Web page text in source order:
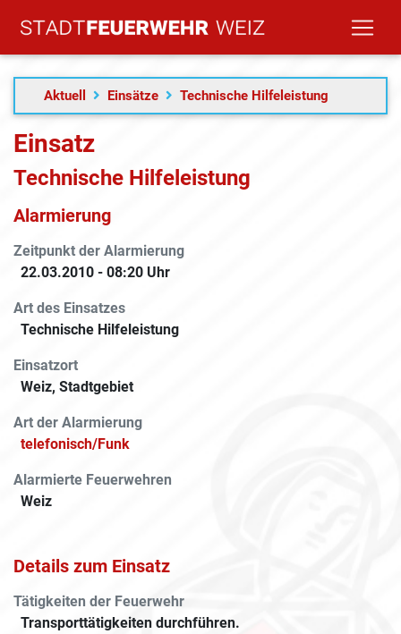
Aktuell Einsätze Technische Hilfeleistung
Einsatz
Technische Hilfeleistung
Alarmierung
Zeitpunkt der Alarmierung
22.03.2010 - 08:20 Uhr
Art des Einsatzes
Technische Hilfeleistung
Einsatzort
Weiz, Stadtgebiet
Art der Alarmierung
telefonisch/Funk
Alarmierte Feuerwehren
Weiz
Details zum Einsatz
Tätigkeiten der Feuerwehr
Transporttätigkeiten durchführen.